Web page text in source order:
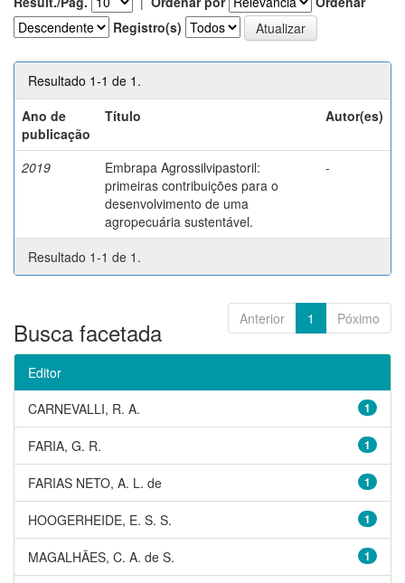
Registro(s)
Resultado 1-1 de 1.
Ano de
publicação
Título Autor(es)
2019
Embrapa Agrossilvipastoril:
primeiras contribuições para o
desenvolvimento de uma
agropecuária sustentável.
-
Resultado 1-1 de 1.
Anterior 1 Póximo
Busca facetada
Editor
1
CARNEVALLI, R. A.
1
FARIA, G. R.
1
FARIAS NETO, A. L. de
1
HOOGERHEIDE, E. S. S.
1
MAGALHÃES, C. A. de S.